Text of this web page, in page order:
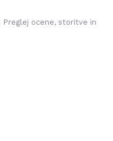
Preglej ocene, storitve in